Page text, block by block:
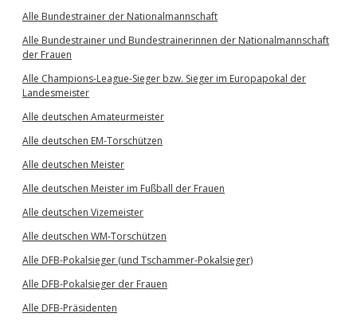
Alle Bundestrainer der Nationalmannschaft
Alle Bundestrainer und Bundestrainerinnen der Nationalmannschaft
der Frauen
Alle Champions-League-Sieger bzw. Sieger im Europapokal der
Landesmeister
Alle deutschen Amateurmeister
Alle deutschen EM-Torschützen
Alle deutschen Meister
Alle deutschen Meister im Fußball der Frauen
Alle deutschen Vizemeister
Alle deutschen WM-Torschützen
Alle DFB-Pokalsieger (und Tschammer-Pokalsieger)
Alle DFB-Pokalsieger der Frauen
Alle DFB-Präsidenten